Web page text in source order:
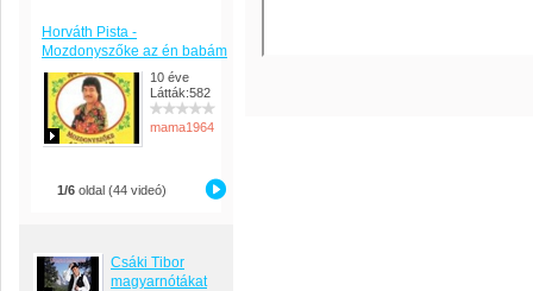
Horváth Pista -
Mozdonyszőke az én babám
10 éve
Látták:582
mama1964
1/6 oldal (44 videó)
Csáki Tibor
magyarnótákat